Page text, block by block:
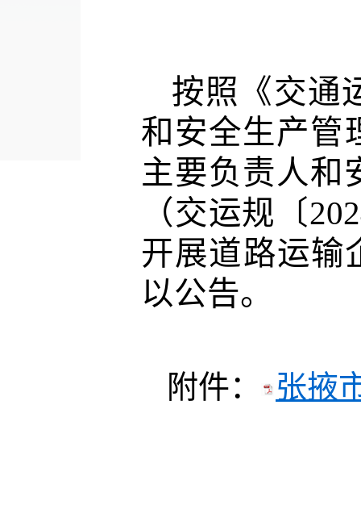
按照《交通
和安全生产管
主要负责人和
（交运规〔
开展道路运输
以公告。
附件： 张掖